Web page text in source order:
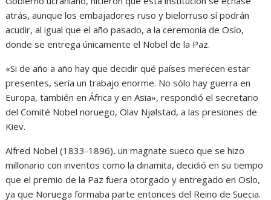
atrás, aunque los embajadores ruso y bielorruso sí podrán
acudir, al igual que el año pasado, a la ceremonia de Oslo,
donde se entrega únicamente el Nobel de la Paz.
«Si de año a año hay que decidir qué países merecen estar
presentes, sería un trabajo enorme. No sólo hay guerra en
Europa, también en África y en Asia», respondió el secretario
del Comité Nobel noruego, Olav Njølstad, a las presiones de
Kiev.
Alfred Nobel (1833-1896), un magnate sueco que se hizo
millonario con inventos como la dinamita, decidió en su tiempo
que el premio de la Paz fuera otorgado y entregado en Oslo,
ya que Noruega formaba parte entonces del Reino de Suecia.